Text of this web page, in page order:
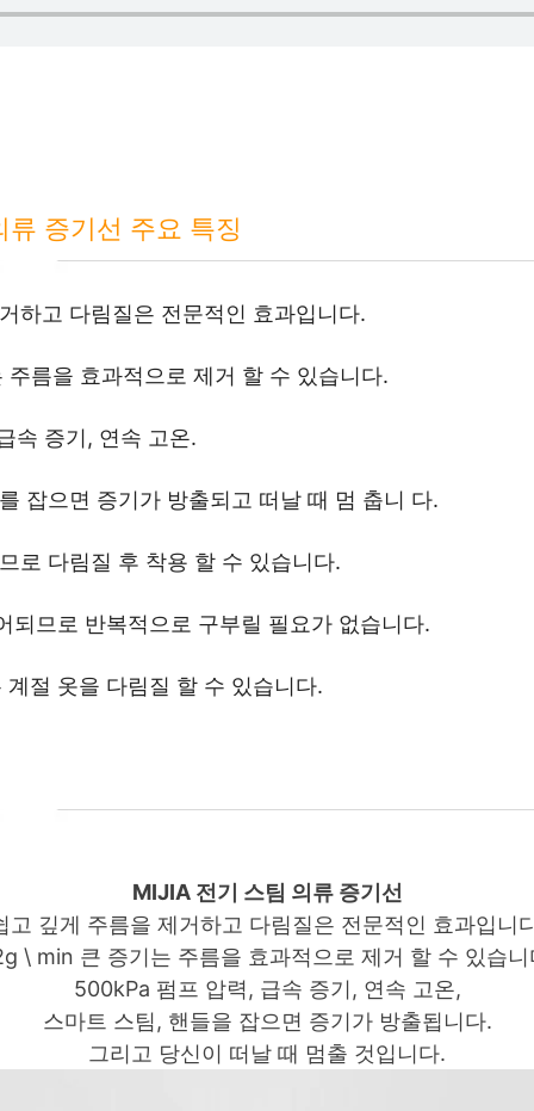
증기선 주요 특징
하고 다림질은 전문적인 효과입니다.
름을 효과적으로 제거 할 수 있습니다.
속 증기, 연속 고온.
잡으면 증기가 방출되고 떠날 때 멈 춥니 다.
로 다림질 후 착용 할 수 있습니다.
되므로 반복적으로 구부릴 필요가 없습니다.
절 옷을 다림질 할 수 있습니다.
MIJIA 전기 스팀 의류 증기선
고 깊게 주름을 제거하고 다림질은 전문적인 효과입니
\ min 큰 증기는 주름을 효과적으로 제거 할 수 있습니
500kPa 펌프 압력, 급속 증기, 연속 고온,
스마트 스팀, 핸들을 잡으면 증기가 방출됩니다.
그리고 당신이 떠날 때 멈출 것입니다.